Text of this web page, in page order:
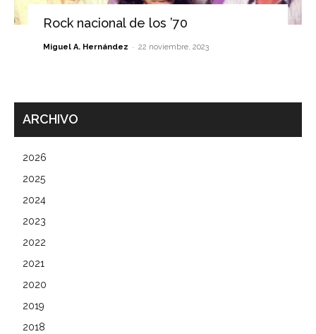
Rock nacional de los ’70
Miguel A. Hernández - 22 noviembre, 2023
ARCHIVO
2026
2025
2024
2023
2022
2021
2020
2019
2018